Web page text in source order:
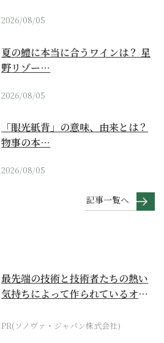
2026/08/05
夏の鱧に本当に合うワインは？ 星
野リゾー…
2026/08/05
「眼光紙背」の意味、由来とは？
物事の本…
2026/08/05
記事一覧へ
最先端の技術と技術者たちの熱い
気持ちによって作られているオー
PR(ソノヴァ・ジャパン株式会社)